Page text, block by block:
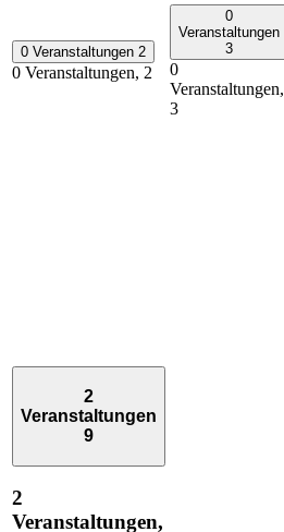
0 Veranstaltungen 2
0 Veranstaltungen, 2
0
Veranstaltungen
3
0
Veranstaltungen,
3
2
Veranstaltungen
9
2
Veranstaltungen,